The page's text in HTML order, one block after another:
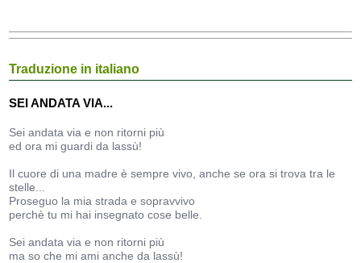
Traduzione in italiano
SEI ANDATA VIA...
Sei andata via e non ritorni più
ed ora mi guardi da lassù!
Il cuore di una madre è sempre vivo, anche se ora si trova tra le
stelle...
Proseguo la mia strada e sopravvivo
perchè tu mi hai insegnato cose belle.
Sei andata via e non ritorni più
ma so che mi ami anche da lassù!